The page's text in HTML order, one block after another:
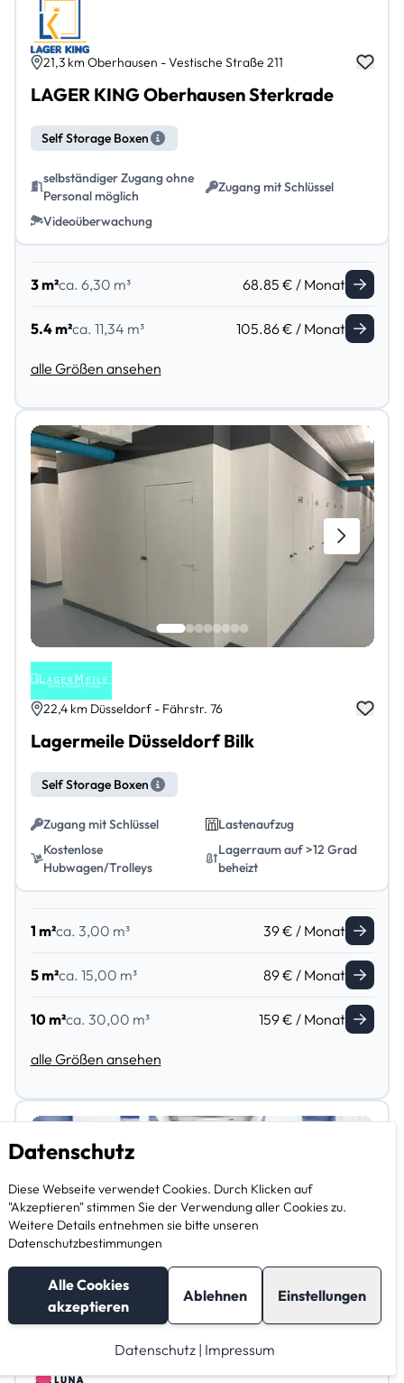
21,3 km Oberhausen - Vestische Straße 211
LAGER KING Oberhausen Sterkrade
Self Storage Boxen
selbständiger Zugang ohne
Personal möglich
Zugang mit Schlüssel
Videoüberwachung
3 m²ca. 6,30 m³ 68.85 € / Monat
5.4 m²ca. 11,34 m³ 105.86 € / Monat
alle Größen ansehen
22,4 km Düsseldorf - Fährstr. 76
Lagermeile Düsseldorf Bilk
Self Storage Boxen
Zugang mit Schlüssel
Lastenaufzug
Kostenlose
Hubwagen/Trolleys
Lagerraum auf >12 Grad
beheizt
1 m²ca. 3,00 m³ 39 € / Monat
5 m²ca. 15,00 m³ 89 € / Monat
10 m²ca. 30,00 m³ 159 € / Monat
alle Größen ansehen
Datenschutz
Diese Webseite verwendet Cookies. Durch Klicken auf
"Akzeptieren" stimmen Sie der Verwendung aller Cookies zu.
Weitere Details entnehmen sie bitte unseren
Datenschutzbestimmungen
Alle Cookies
akzeptieren
Ablehnen Einstellungen
Datenschutz | Impressum